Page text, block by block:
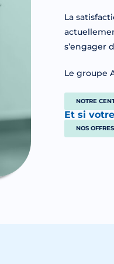
La
s’engager
Le groupe
NOTRE
Et si
NOS